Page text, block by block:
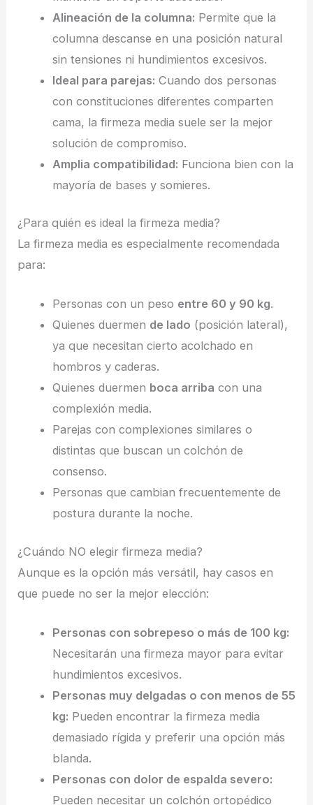
Alineación de la columna: Permite que la
columna descanse en una posición natural
sin tensiones ni hundimientos excesivos.
Ideal para parejas: Cuando dos personas
con constituciones diferentes comparten
cama, la firmeza media suele ser la mejor
solución de compromiso.
Amplia compatibilidad: Funciona bien con la
mayoría de bases y somieres.
¿Para quién es ideal la firmeza media?
La firmeza media es especialmente recomendada
para:
Personas con un peso entre 60 y 90 kg.
Quienes duermen de lado (posición lateral),
ya que necesitan cierto acolchado en
hombros y caderas.
Quienes duermen boca arriba con una
complexión media.
Parejas con complexiones similares o
distintas que buscan un colchón de
consenso.
Personas que cambian frecuentemente de
postura durante la noche.
¿Cuándo NO elegir firmeza media?
Aunque es la opción más versátil, hay casos en
que puede no ser la mejor elección:
Personas con sobrepeso o más de 100 kg:
Necesitarán una firmeza mayor para evitar
hundimientos excesivos.
Personas muy delgadas o con menos de 55
kg: Pueden encontrar la firmeza media
demasiado rígida y preferir una opción más
blanda.
Personas con dolor de espalda severo:
Pueden necesitar un colchón ortopédico